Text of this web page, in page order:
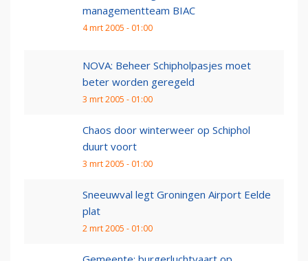
managementteam BIAC
4 mrt 2005 - 01:00
NOVA: Beheer Schipholpasjes moet
beter worden geregeld
3 mrt 2005 - 01:00
Chaos door winterweer op Schiphol
duurt voort
3 mrt 2005 - 01:00
Sneeuwval legt Groningen Airport Eelde
plat
2 mrt 2005 - 01:00